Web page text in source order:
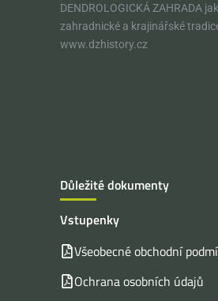
DENDROLOGICKÁ ZAHRADA
zahradnické a krajinářské
www.dzhistory.cz
Důležité dokumenty
Vstupenky
Všeobecné obchodní
Ochrana osobních údajů